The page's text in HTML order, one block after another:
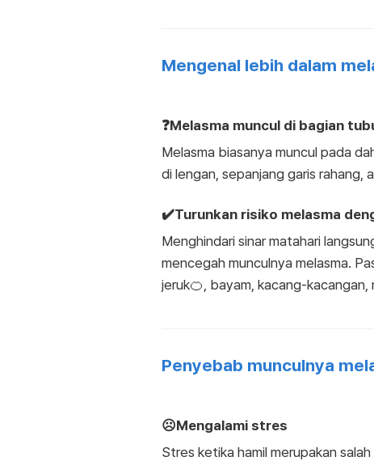
Mengenal lebih dalam
❓Melasma muncul di bagian
Melasma biasanya muncul pada
di lengan, sepanjang garis rahang,
✔️Turunkan risiko melasma
Menghindari sinar matahari
mencegah munculnya melasma.
jeruk🍊, bayam, kacang-
Penyebab munculnya
☹️Mengalami stres
Stres ketika hamil merupakan